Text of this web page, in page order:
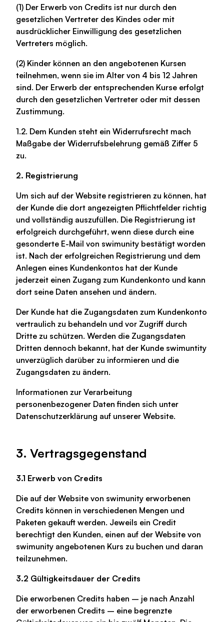
(1) Der Erwerb von Credits ist nur durch den
gesetzlichen Vertreter des Kindes oder mit
ausdrücklicher Einwilligung des gesetzlichen
Vertreters möglich.
(2) Kinder können an den angebotenen Kursen
teilnehmen, wenn sie im Alter von 4 bis 12 Jahren
sind. Der Erwerb der entsprechenden Kurse erfolgt
durch den gesetzlichen Vertreter oder mit dessen
Zustimmung.
1.2. Dem Kunden steht ein Widerrufsrecht mach
Maßgabe der Widerrufsbelehrung gemäß Ziffer 5
zu.
2. Registrierung
Um sich auf der Website registrieren zu können, hat
der Kunde die dort angezeigten Pflichtfelder richtig
und vollständig auszufüllen. Die Registrierung ist
erfolgreich durchgeführt, wenn diese durch eine
gesonderte E-Mail von swimunity bestätigt worden
ist. Nach der erfolgreichen Registrierung und dem
Anlegen eines Kundenkontos hat der Kunde
jederzeit einen Zugang zum Kundenkonto und kann
dort seine Daten ansehen und ändern.
Der Kunde hat die Zugangsdaten zum Kundenkonto
vertraulich zu behandeln und vor Zugriff durch
Dritte zu schützen. Werden die Zugangsdaten
Dritten dennoch bekannt, hat der Kunde swimuntity
unverzüglich darüber zu informieren und die
Zugangsdaten zu ändern.
Informationen zur Verarbeitung
personenbezogener Daten finden sich unter
Datenschutzerklärung auf unserer Website.
3. Vertragsgegenstand
3.1 Erwerb von Credits
Die auf der Website von swimunity erworbenen
Credits können in verschiedenen Mengen und
Paketen gekauft werden. Jeweils ein Credit
berechtigt den Kunden, einen auf der Website von
swimunity angebotenen Kurs zu buchen und daran
teilzunehmen.
3.2 Gültigkeitsdauer der Credits
Die erworbenen Credits haben – je nach Anzahl
der erworbenen Credits – eine begrenzte